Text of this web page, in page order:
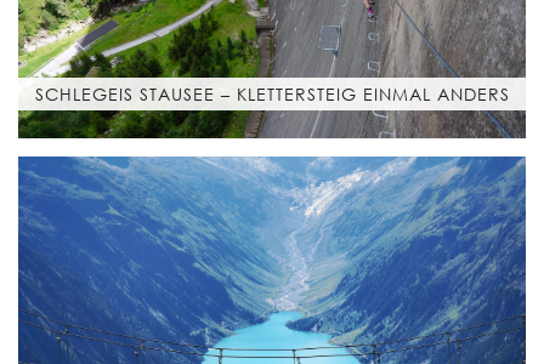
SCHLEGEIS STAUSEE – KLETTERSTEIG EINMAL ANDERS